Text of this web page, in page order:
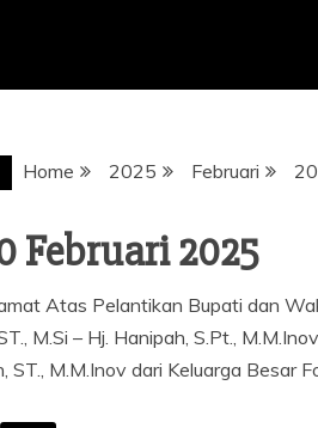
Home 2025 Februari 20
Februari 2025